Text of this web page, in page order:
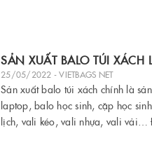
SẢN XUẤT BALO TÚI XÁCH
25/05/2022 - VIETBAGS NET
Sản xuất balo túi xách chính là
laptop, balo học sinh, cặp học
lịch, vali kéo, vali nhựa, vali vải…